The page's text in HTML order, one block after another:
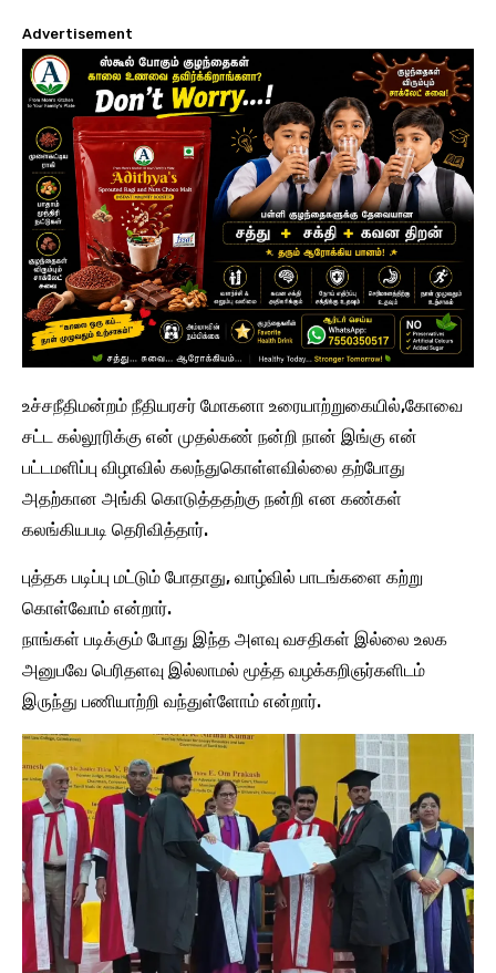
Advertisement
உச்சநீதிமன்றம் நீதியரசர் மோகனா உரையாற்றுகையில்,கோவை
சட்ட கல்லூரிக்கு என் முதல்கண் நன்றி நான் இங்கு என்
பட்டமளிப்பு விழாவில் கலந்துகொள்ளவில்லை தற்போது
அதற்கான அங்கி கொடுத்ததற்கு நன்றி என கண்கள்
கலங்கியபடி தெரிவித்தார்.
புத்தக படிப்பு மட்டும் போதாது, வாழ்வில் பாடங்களை கற்று
கொள்வோம் என்றார்.
நாங்கள் படிக்கும் போது இந்த அளவு வசதிகள் இல்லை உலக
அனுபவே பெரிதளவு இல்லாமல் மூத்த வழக்கறிஞர்களிடம்
இருந்து பணியாற்றி வந்துள்ளோம் என்றார்.